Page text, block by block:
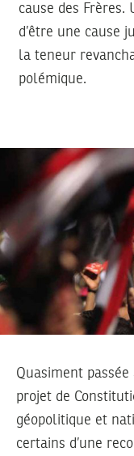
cause des Frères.
d’être une cause
la teneur
polémique.
Quasiment
projet de
géopolitique et
certains d’une